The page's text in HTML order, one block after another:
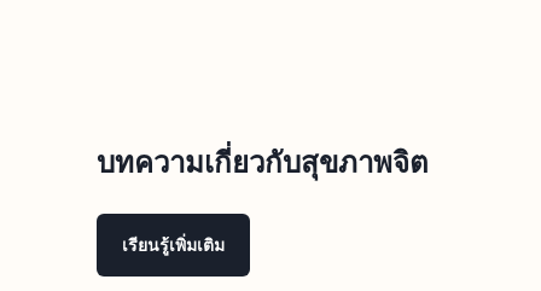
บทความเกี่ยวกับสุขภาพจิต
เรียนรู้เพิ่มเติม